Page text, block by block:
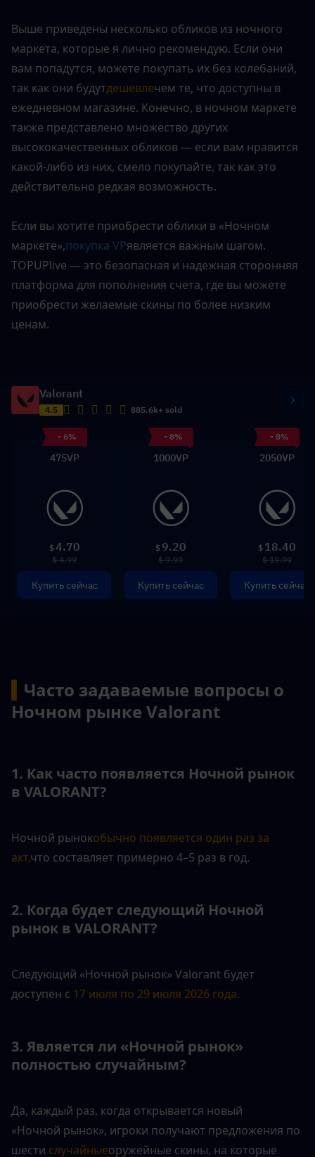
Выше приведены несколько обликов из ночного
маркета, которые я лично рекомендую. Если они
вам попадутся, можете покупать их без колебаний,
так как они будутдешевлечем те, что доступны в
ежедневном магазине. Конечно, в ночном маркете
также представлено множество других
высококачественных обликов — если вам нравится
какой-либо из них, смело покупайте, так как это
действительно редкая возможность.
Если вы хотите приобрести облики в «Ночном
маркете»,покупка VPявляется важным шагом.
TOPUPlive — это безопасная и надежная сторонняя
платформа для пополнения счета, где вы можете
приобрести желаемые скины по более низким
ценам.
Valorant
4.5 885.6k+ sold
- 6%
475VP
$4.70
$ 4.99
Купить сейчас
- 8%
1000VP
$ 9.20
$ 9.99
Купить сейчас
- 8%
2050VP
$ 18.40
$ 19.99
Купить сейчас
Часто задаваемые вопросы о
Ночном рынке Valorant
1. Как часто появляется Ночной рынок
в VALORANT?
Ночной рынокобычно появляется один раз за
акт,что составляет примерно 4–5 раз в год.
2. Когда будет следующий Ночной
рынок в VALORANT?
Следующий «Ночной рынок» Valorant будет
доступен с 17 июля по 29 июля 2026 года.
3. Является ли «Ночной рынок»
полностью случайным?
Да, каждый раз, когда открывается новый
«Ночной рынок», игроки получают предложения по
шести случайныеоружейные скины, на которые